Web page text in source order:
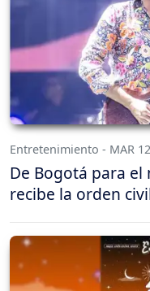
Entretenimiento - MAR
De Bogotá para el
recibe la orden